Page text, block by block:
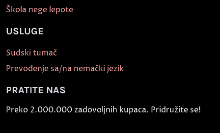
Škola nege lepote
USLUGE
Sudski tumač
Prevođenje sa/na nemački jezik
PRATITE NAS
Preko 2.000.000 zadovoljnih kupaca. Pridružite se!